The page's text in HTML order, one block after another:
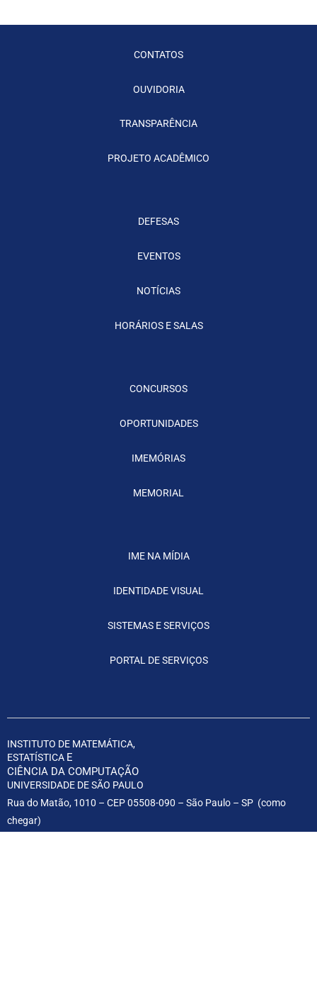
CONTATOS
OUVIDORIA
TRANSPARÊNCIA
PROJETO ACADÊMICO
DEFESAS
EVENTOS
NOTÍCIAS
HORÁRIOS E SALAS
CONCURSOS
OPORTUNIDADES
IMEMÓRIAS
MEMORIAL
IME NA MÍDIA
IDENTIDADE VISUAL
SISTEMAS E SERVIÇOS
PORTAL DE SERVIÇOS
INSTITUTO DE MATEMÁTICA,
ESTATÍSTICA E
CIÊNCIA DA COMPUTAÇÃO
UNIVERSIDADE DE SÃO PAULO
Rua do Matão, 1010 – CEP 05508-090 – São Paulo – SP (como
chegar)